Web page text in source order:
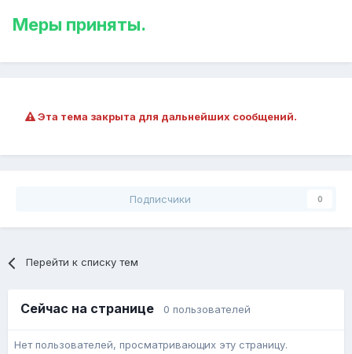
Меры приняты.
Эта тема закрыта для дальнейших сообщений.
Подписчики 0
Перейти к списку тем
Сейчас на странице 0 пользователей
Нет пользователей, просматривающих эту страницу.